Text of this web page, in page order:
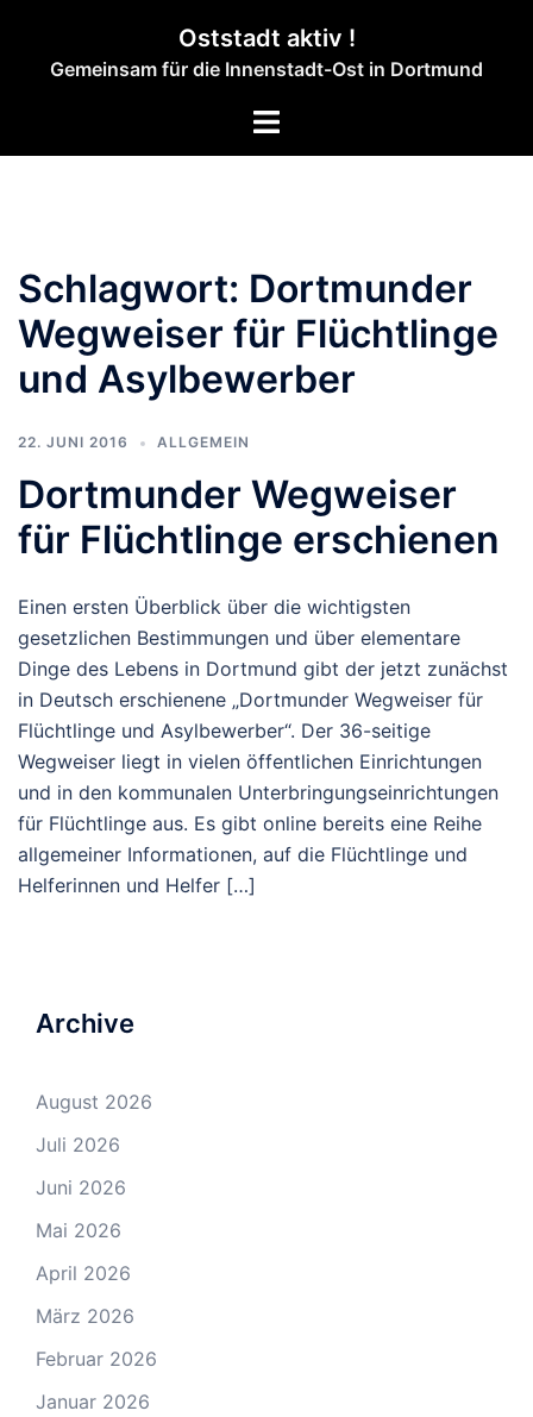
springen
Oststadt aktiv !
Gemeinsam für die Innenstadt-Ost in Dortmund
Menü
Schlagwort: Dortmunder
Wegweiser für Flüchtlinge
und Asylbewerber
22. JUNI 2016 ALLGEMEIN
Dortmunder Wegweiser
für Flüchtlinge erschienen
Einen ersten Überblick über die wichtigsten
gesetzlichen Bestimmungen und über elementare
Dinge des Lebens in Dortmund gibt der jetzt zunächst
in Deutsch erschienene „Dortmunder Wegweiser für
Flüchtlinge und Asylbewerber“. Der 36-seitige
Wegweiser liegt in vielen öffentlichen Einrichtungen
und in den kommunalen Unterbringungseinrichtungen
für Flüchtlinge aus. Es gibt online bereits eine Reihe
allgemeiner Informationen, auf die Flüchtlinge und
Helferinnen und Helfer […]
Archive
August 2026
Juli 2026
Juni 2026
Mai 2026
April 2026
März 2026
Februar 2026
Januar 2026